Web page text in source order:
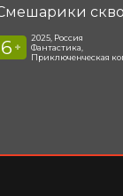
6 +
2025, Россия
Фантастика,
Приключенческая